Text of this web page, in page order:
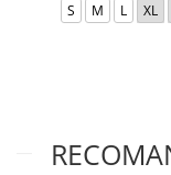
S M L XL